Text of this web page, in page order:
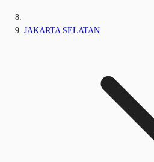
JAKARTA SELATAN